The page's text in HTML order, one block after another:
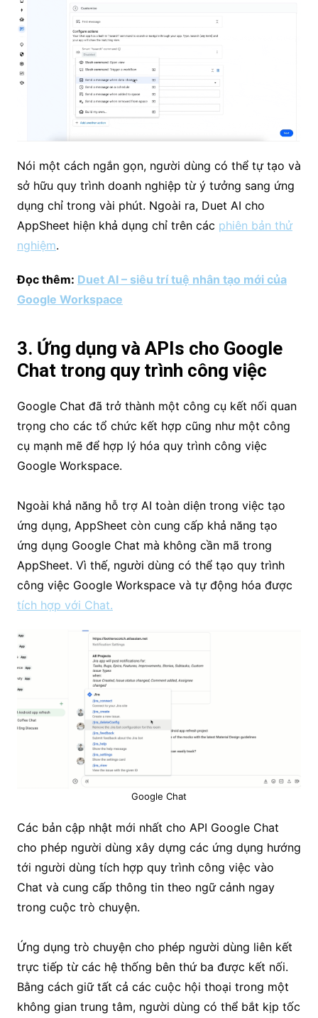
Nói một cách ngắn gọn, người dùng có thể tự tạo và
sở hữu quy trình doanh nghiệp từ ý tưởng sang ứng
dụng chỉ trong vài phút. Ngoài ra, Duet AI cho
AppSheet hiện khả dụng chỉ trên các phiên bản thử
nghiệm.
Đọc thêm: Duet AI – siêu trí tuệ nhân tạo mới của
Google Workspace
3. Ứng dụng và APIs cho Google
Chat trong quy trình công việc
Google Chat đã trở thành một công cụ kết nối quan
trọng cho các tổ chức kết hợp cũng như một công
cụ mạnh mẽ để hợp lý hóa quy trình công việc
Google Workspace.
Ngoài khả năng hỗ trợ AI toàn diện trong việc tạo
ứng dụng, AppSheet còn cung cấp khả năng tạo
ứng dụng Google Chat mà không cần mã trong
AppSheet. Vì thế, người dùng có thể tạo quy trình
công việc Google Workspace và tự động hóa được
tích hợp với Chat.
Google Chat
Các bản cập nhật mới nhất cho API Google Chat
cho phép người dùng xây dựng các ứng dụng hướng
tới người dùng tích hợp quy trình công việc vào
Chat và cung cấp thông tin theo ngữ cảnh ngay
trong cuộc trò chuyện.
Ứng dụng trò chuyện cho phép người dùng liên kết
trực tiếp từ các hệ thống bên thứ ba được kết nối.
Bằng cách giữ tất cả các cuộc hội thoại trong một
không gian trung tâm, người dùng có thể bắt kịp tốc